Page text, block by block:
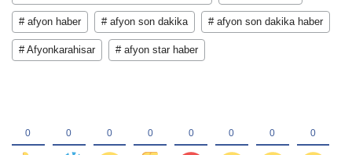
# afyon haber # afyon son dakika # afyon son dakika haber
# Afyonkarahisar # afyon star haber